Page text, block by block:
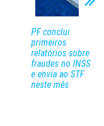
PF conclui
primeiros
relatórios sobre
fraudes no INSS
e envia ao STF
neste mês